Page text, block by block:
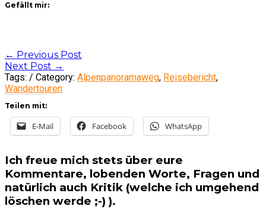
Gefällt mir:
Post
navigation
← Previous Post
Next Post →
Tags: / Category: Alpenpanoramaweg, Reisebericht,
Wandertouren
Teilen mit:
E-Mail Facebook WhatsApp
Ich freue mich stets über eure
Kommentare, lobenden Worte, Fragen und
natürlich auch Kritik (welche ich umgehend
löschen werde ;-) ).